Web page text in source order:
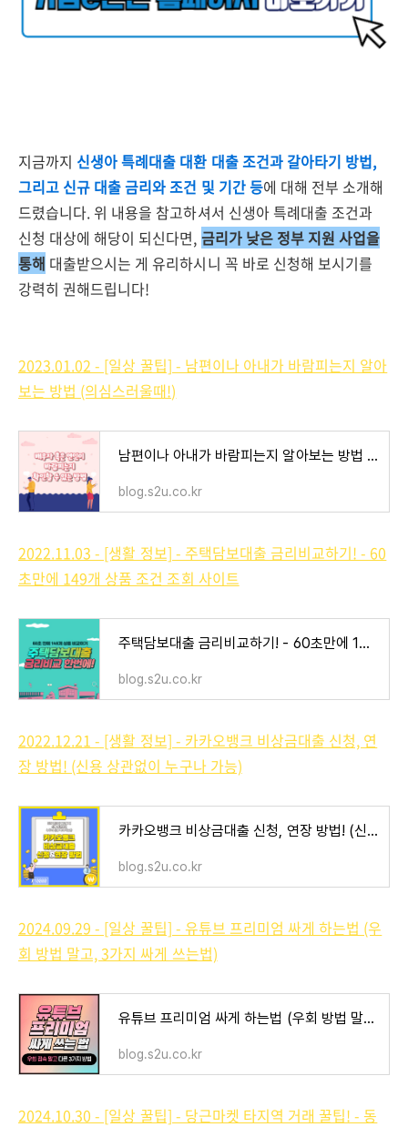
지금까지 신생아 특례대출 대환 대출 조건과 갈아타기 방법,
그리고 신규 대출 금리와 조건 및 기간 등에 대해 전부 소개해
드렸습니다. 위 내용을 참고하셔서 신생아 특례대출 조건과
신청 대상에 해당이 되신다면, 금리가 낮은 정부 지원 사업을
통해 대출받으시는 게 유리하시니 꼭 바로 신청해 보시기를
강력히 권해드립니다!
2023.01.02 - [일상 꿀팁] - 남편이나 아내가 바람피는지 알아
보는 방법 (의심스러울때!)
남편이나 아내가 바람피는지 알아보는 방법 (의심스러울때!)
blog.s2u.co.kr
2022.11.03 - [생활 정보] - 주택담보대출 금리비교하기! - 60
초만에 149개 상품 조건 조회 사이트
주택담보대출 금리비교하기! - 60초만에 149개 상품 조건 조회 사이트
blog.s2u.co.kr
2022.12.21 - [생활 정보] - 카카오뱅크 비상금대출 신청, 연
장 방법! (신용 상관없이 누구나 가능)
카카오뱅크 비상금대출 신청, 연장 방법! (신용 상관없이 누구나 가능)
blog.s2u.co.kr
2024.09.29 - [일상 꿀팁] - 유튜브 프리미엄 싸게 하는법 (우
회 방법 말고, 3가지 싸게 쓰는법)
유튜브 프리미엄 싸게 하는법 (우회 방법 말고, 3가지 싸게 쓰는법)
blog.s2u.co.kr
2024.10.30 - [일상 꿀팁] - 당근마켓 타지역 거래 꿀팁! - 동